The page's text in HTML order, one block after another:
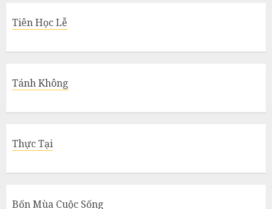
Tiên Học Lễ
Tánh Không
Thực Tại
Bốn Mùa Cuộc Sống